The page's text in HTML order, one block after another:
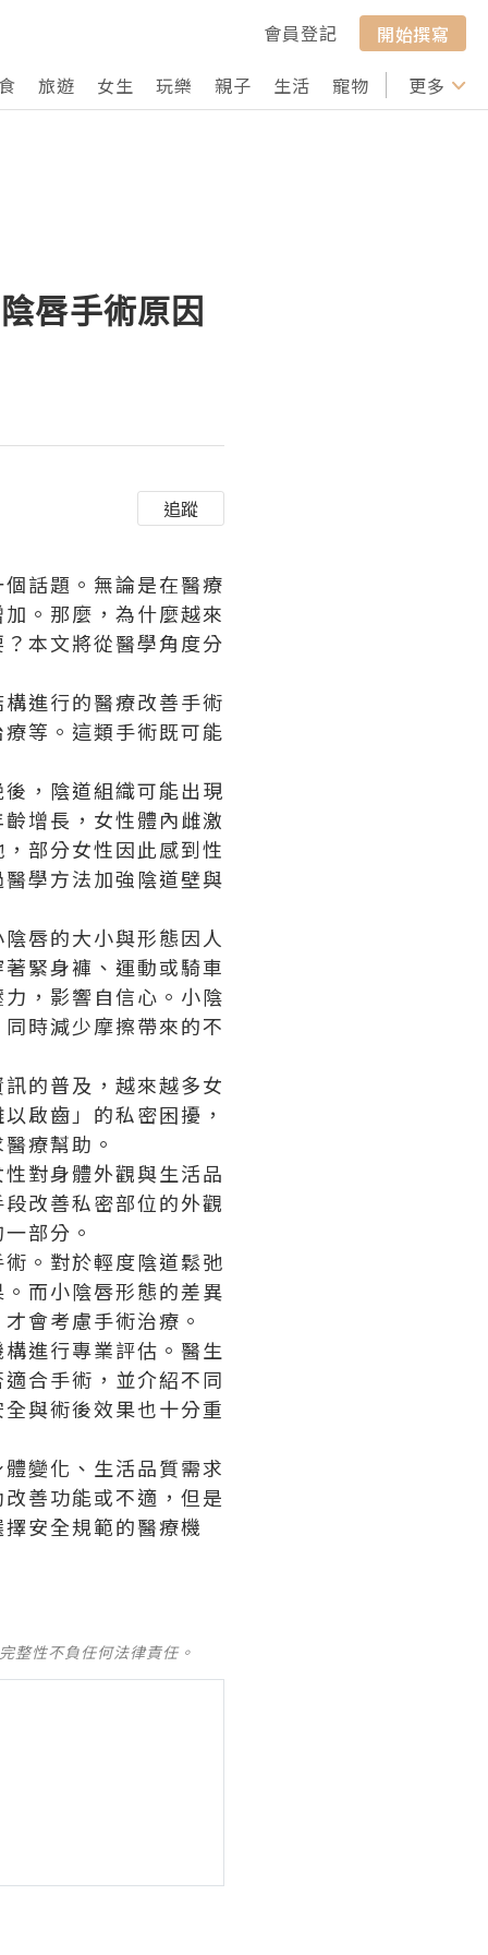
會員登記
開始撰寫
旅遊 女生 玩樂 親子 生活 寵物 行山 打卡
更多
唇手術原因
追蹤
話題。無論是在醫療
。那麼，為什麼越來
本文將從醫學角度分
進行的醫療改善手術
等。這類手術既可能
，陰道組織可能出現
增長，女性體內雌激
部分女性因此感到性
學方法加強陰道壁與
唇的大小與形態因人
緊身褲、運動或騎車
，影響自信心。小陰
時減少摩擦帶來的不
的普及，越來越多女
啟齒」的私密困擾，
療幫助。
對身體外觀與生活品
改善私密部位的外觀
部分。
。對於輕度陰道鬆弛
而小陰唇形態的差異
會考慮手術治療。
進行專業評估。醫生
合手術，並介紹不同
與術後效果也十分重
變化、生活品質需求
善功能或不適，但是
安全規範的醫療機
整性不負任何法律責任。